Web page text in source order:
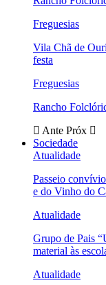
Freguesias
Vila Chã de
festa
Freguesias
Rancho
Ante Próx
Sociedade
Atualidade
Passeio
e do Vinho do
Atualidade
Grupo de Pais
material às
Atualidade